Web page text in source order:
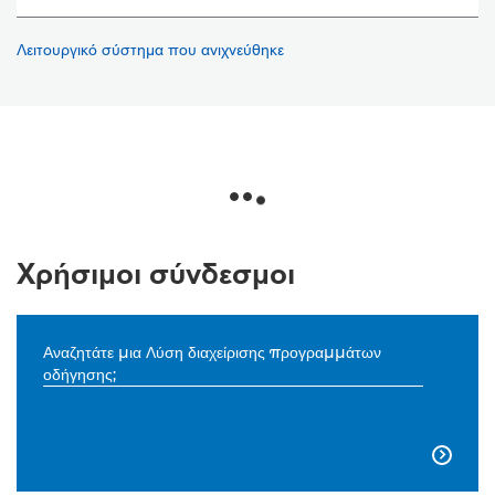
Λειτουργικό σύστημα που ανιχνεύθηκε
Χρήσιμοι σύνδεσμοι
Αναζητάτε μια Λύση διαχείρισης προγραμμάτων
οδήγησης;
